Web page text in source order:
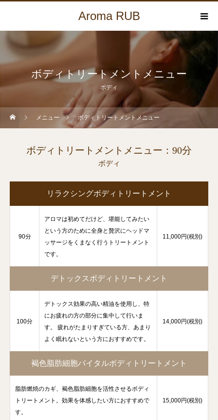
Aroma RUB
ボディトリートメントメニュー
ボディ
メニュー ボディトリートメントメニュー
ボディトリートメントメニュー：90分
ボディ
リラクシングボディトリートメント
90分
アロマは初めてだけど、堪能してみたい
という方のために全身と贅沢にヘッドマ
ッサージをくまなく行うトリートメント
です。
11,000円(税別)
デトックスボディトリートメント
100分
デトックス効果の高い精油を使用し、特
にお疲れの方の部分に集中して行いま
す。 疲れがたまりすぎている方、あまり
よく眠れないという方におすすめです。
14,000円(税別)
褐色脂肪細胞バイタルボディトリートメント
脂肪燃焼のカギ、褐色脂肪細胞を活性させるボディ
トリートメント。効果を体感したい方におすすめで
す。
15,000円(税別)